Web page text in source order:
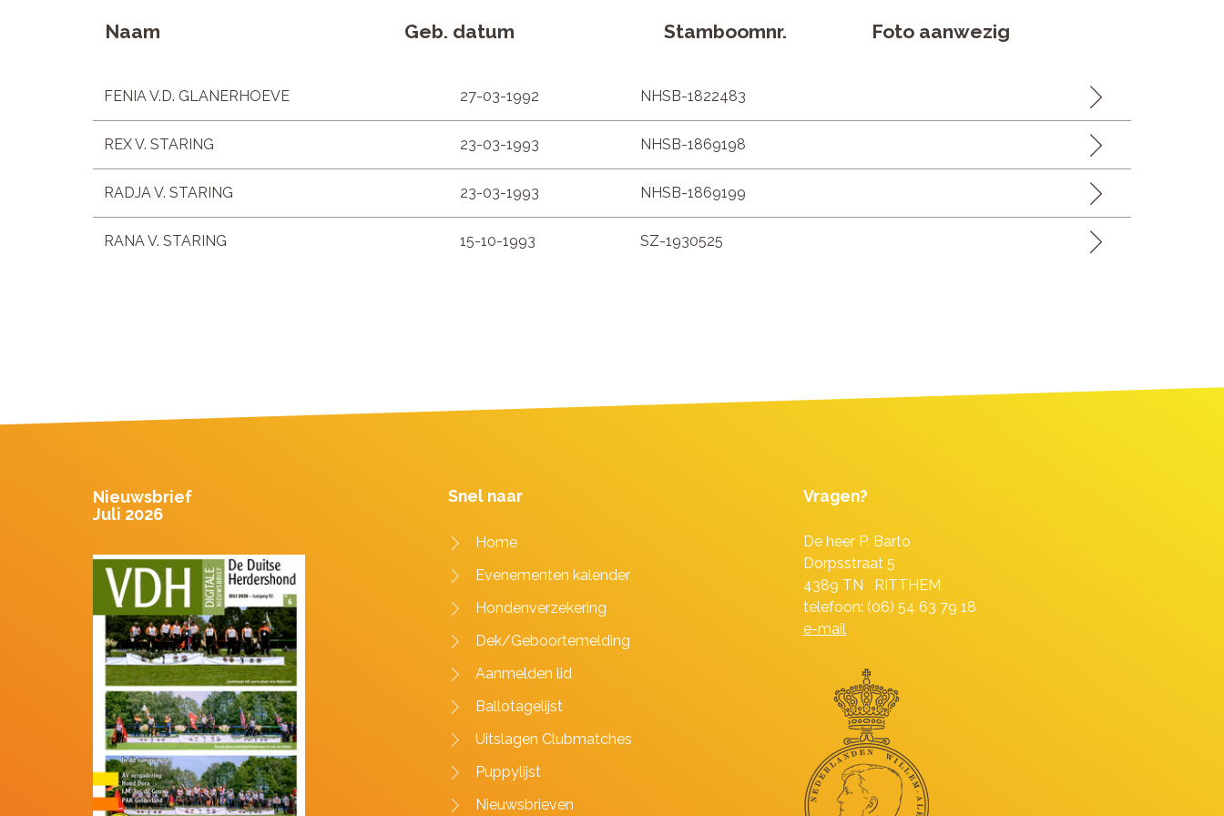
Naam Geb. datum Stamboomnr. Foto aanwezig
FENIA V.D. GLANERHOEVE 27-03-1992 NHSB-1822483
REX V. STARING 23-03-1993 NHSB-1869198
RADJA V. STARING 23-03-1993 NHSB-1869199
RANA V. STARING 15-10-1993 SZ-1930525
Nieuwsbrief
Juli 2026
Snel naar
Home
Evenementen kalender
Hondenverzekering
Dek/Geboortemelding
Aanmelden lid
Ballotagelijst
Uitslagen Clubmatches
Puppylijst
Nieuwsbrieven
Vragen?
De heer P. Barto
Dorpsstraat 5
4389 TN RITTHEM
telefoon: (06) 54 63 79 18
e-mail